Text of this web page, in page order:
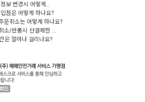
보 변경시 어떻게...
점은 어떻게 하나요?
문취소는 어떻게 하나요?
소/반품시 선결제한 ...
은 얼마나 걸리나요?